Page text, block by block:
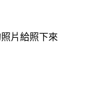
片給照下來